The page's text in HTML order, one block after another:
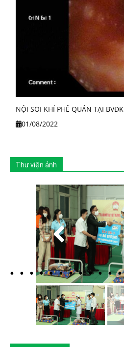
NỘI SOI KHÍ PHẾ QUẢN TẠI
01/08/2022
Thư viện ảnh